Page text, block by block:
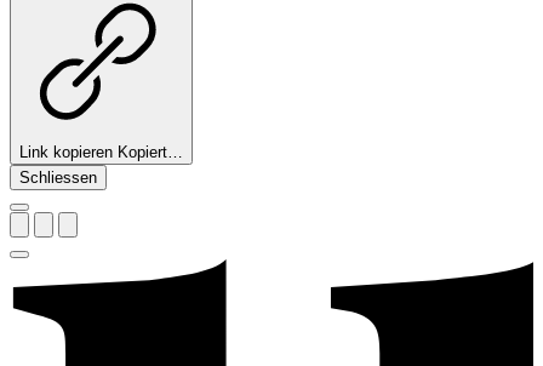
Link kopieren Kopiert…
Schliessen